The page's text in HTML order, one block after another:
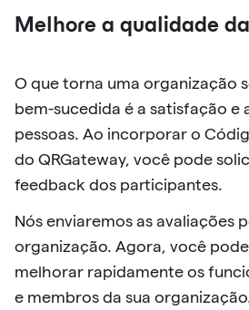
Melhore a qualidade
O que torna uma organização
bem-sucedida é a satisfação e
pessoas. Ao incorporar o
do QRGateway, você pode
feedback dos participantes.
Nós enviaremos as avaliações
organização. Agora, você
melhorar rapidamente os
e membros da sua